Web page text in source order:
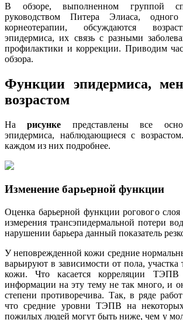
В обзоре, выполненном группой
руководством Питера Элиаса,
корнеотерапии, обсуждаются
эпидермиса, их связь с разными
профилактики и коррекции. Приводим
обзора.
Функции эпидермиса,
возрастом
Нарисунке представлены все
эпидермиса, наблюдающиеся с
каждом из них подробнее.
Изменение барьерной функции
Оценка барьерной функции рогового слоя
измерения трансэпидермальной потери
нарушении барьера данный показатель
У неповрежденной кожи средние
варьируют в зависимости от пола, участка
кожи. Что касается корреляции ТЭПВ
информации на эту тему не так много, и
степени противоречива. Так, в ряде
что средние уровни ТЭПВ на
пожилых людей могут быть ниже, чем у